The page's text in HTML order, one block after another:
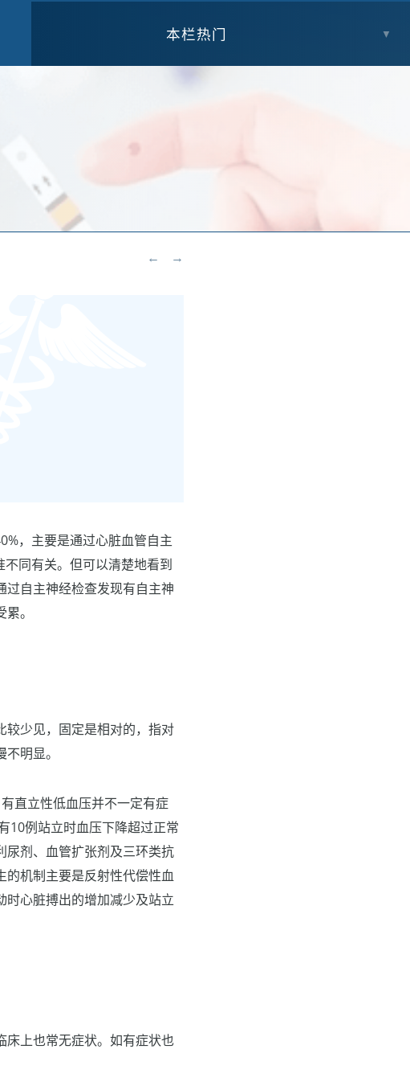
本栏热门 ▼
← →
，主要是通过心脏血管自主
同有关。但可以清楚地看到
过自主神经检查发现有自主神
。
较少见，固定是相对的，指对
明显。
直立性低血压并不一定有症
10例站立时血压下降超过正常
尿剂、血管扩张剂及三环类抗
机制主要是反射性代偿性血
心脏搏出的增加减少及站立
床上也常无症状。如有症状也